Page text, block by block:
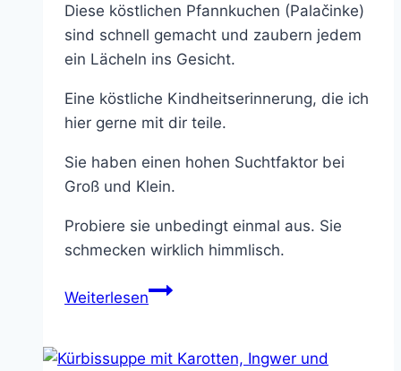
Diese köstlichen Pfannkuchen (Palačinke)
sind schnell gemacht und zaubern jedem
ein Lächeln ins Gesicht.
Eine köstliche Kindheitserinnerung, die ich
hier gerne mit dir teile.
Sie haben einen hohen Suchtfaktor bei
Groß und Klein.
Probiere sie unbedingt einmal aus. Sie
schmecken wirklich himmlisch.
WeiterlesenWahnsinnig
(Palačinke)